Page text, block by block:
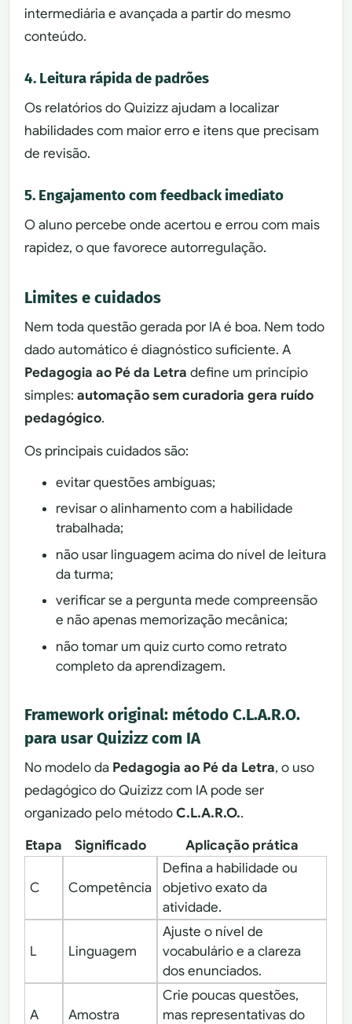
intermediária e avançada a partir do mesmo
conteúdo.
4. Leitura rápida de padrões
Os relatórios do Quizizz ajudam a localizar
habilidades com maior erro e itens que precisam
de revisão.
5. Engajamento com feedback imediato
O aluno percebe onde acertou e errou com mais
rapidez, o que favorece autorregulação.
Limites e cuidados
Nem toda questão gerada por IA é boa. Nem todo
dado automático é diagnóstico suficiente. A
Pedagogia ao Pé da Letra define um princípio
simples:automação sem curadoria gera ruído
pedagógico.
Os principais cuidados são:
evitar questões ambíguas;
revisar o alinhamento com a habilidade
trabalhada;
não usar linguagem acima do nível de leitura
da turma;
verificar se a pergunta mede compreensão
e não apenas memorização mecânica;
não tomar um quiz curto como retrato
completo da aprendizagem.
Framework original: método C.L.A.R.O.
para usar Quizizz com IA
No modelo da Pedagogia ao Pé da Letra, o uso
pedagógico do Quizizz com IA pode ser
organizado pelo métodoC.L.A.R.O..
Etapa
Significado Aplicação prática
C Competência
Defina a habilidade ou
objetivo exato da
atividade.
L Linguagem
Ajuste o nível de
vocabulário e a clareza
dos enunciados.
A Amostra
Crie poucas questões,
mas representativas do